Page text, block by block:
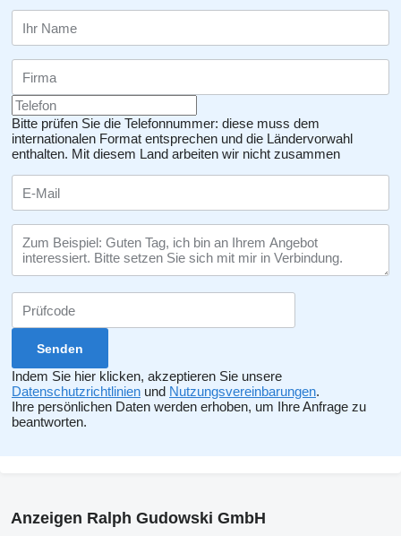
Bitte prüfen Sie die Telefonnummer: diese muss dem
internationalen Format entsprechen und die Ländervorwahl
enthalten. Mit diesem Land arbeiten wir nicht zusammen
Indem Sie hier klicken, akzeptieren Sie unsere
Datenschutzrichtlinien und Nutzungsvereinbarungen.
Ihre persönlichen Daten werden erhoben, um Ihre Anfrage zu
beantworten.
Anzeigen Ralph Gudowski GmbH